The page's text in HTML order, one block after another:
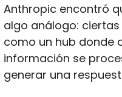
Anthropic encontró
algo análogo:
como un hub donde
información se
generar una